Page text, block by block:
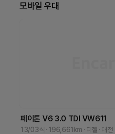
모바일 우대
페이톤 V6 3.0 TDI VW611
13/03식 196,661km 디젤 대전